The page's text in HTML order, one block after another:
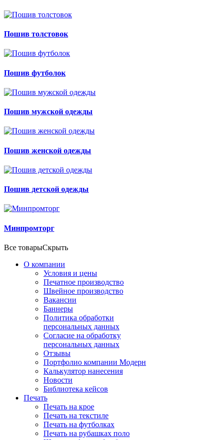
Пошив толстовок
Пошив футболок
Пошив мужской одежды
Пошив женской одежды
Пошив детской одежды
Минпромторг
Все товарыСкрыть
О компании
Условия и цены
Печатное производство
Швейное производство
Вакансии
Баннеры
Политика обработки
персональных данных
Согласие на обработку
персональных данных
Отзывы
Портфолио компании Модерн
Калькулятор нанесения
Новости
Библиотека кейсов
Печать
Печать на крое
Печать на текстиле
Печать на футболках
Печать на рубашках поло